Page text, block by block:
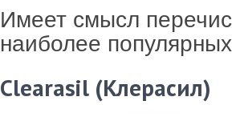
Имеет смысл
наиболее
Clearasil (Клерасил)